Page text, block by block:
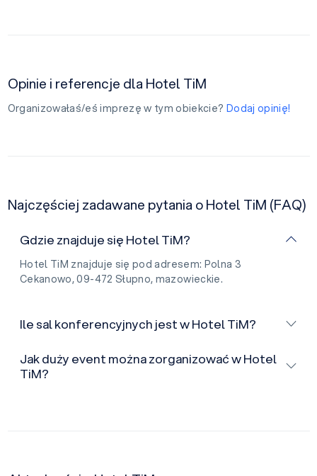
Opinie i referencje dla Hotel TiM
Organizowałaś/eś imprezę w tym obiekcie? Dodaj opinię!
Najczęściej zadawane pytania o Hotel TiM (FAQ)
Gdzie znajduje się Hotel TiM?
Hotel TiM znajduje się pod adresem: Polna 3
Cekanowo, 09-472 Słupno, mazowieckie.
Ile sal konferencyjnych jest w Hotel TiM?
Jak duży event można zorganizować w Hotel
TiM?